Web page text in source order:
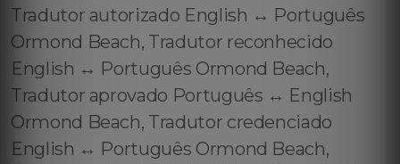
Tradutor autorizado English ↔️ Português
Ormond Beach, Tradutor reconhecido
English ↔️ Português Ormond Beach,
Tradutor aprovado Português ↔️ English
Ormond Beach, Tradutor credenciado
English ↔️ Português Ormond Beach,